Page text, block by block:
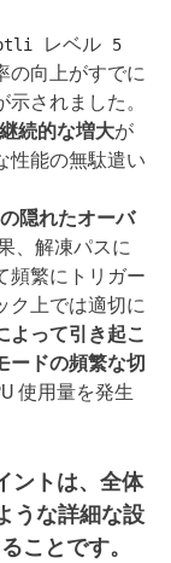
レベル 5
の向上がすでに
されました。
続的な増大が
性能の無駄遣い
隠れたオーバ
、解凍パスに
頻繁にトリガー
ク上では適切に
よって引き起こ
ードの頻繁な切
使用量を発生
ントは、全体
うな詳細な設
ことです。